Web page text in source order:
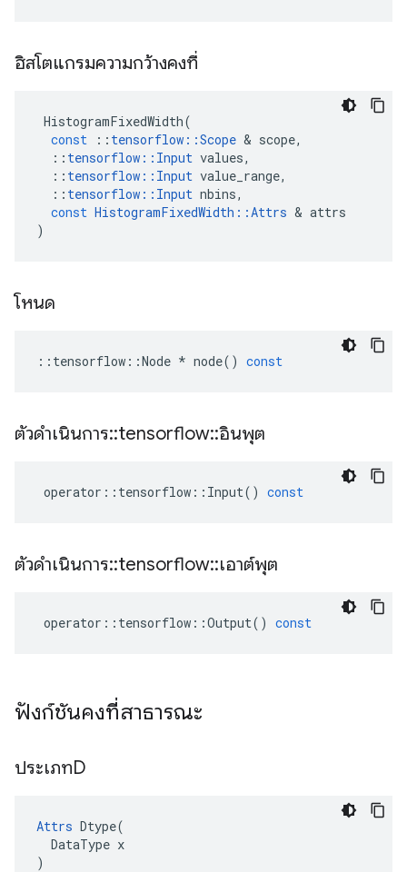
ฮิสโตแกรมความกว้างคงที่
HistogramFixedWidth(
const
:: tensorflow ::Scope & scope,
:: tensorflow :: Input values,
:: tensorflow :: Input value_range,
:: tensorflow :: Input nbins,
const HistogramFixedWidth ::Attrs & attrs
)
โหนด
:: tensorflow ::Node * node() const
ตัวดำเนินการ::tensorflow::อินพุต
operator :: tensorflow :: Input() const
ตัวดำเนินการ::tensorflow::เอาต์พุต
operator :: tensorflow ::Output() const
ฟังก์ชันคงที่สาธารณะ
ประเภทD
Attrs Dtype(
DataType x
)